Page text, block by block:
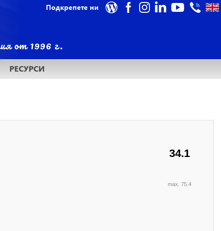
Подкрепете ни
РЕСУРСИ
34.1
max. 75.4